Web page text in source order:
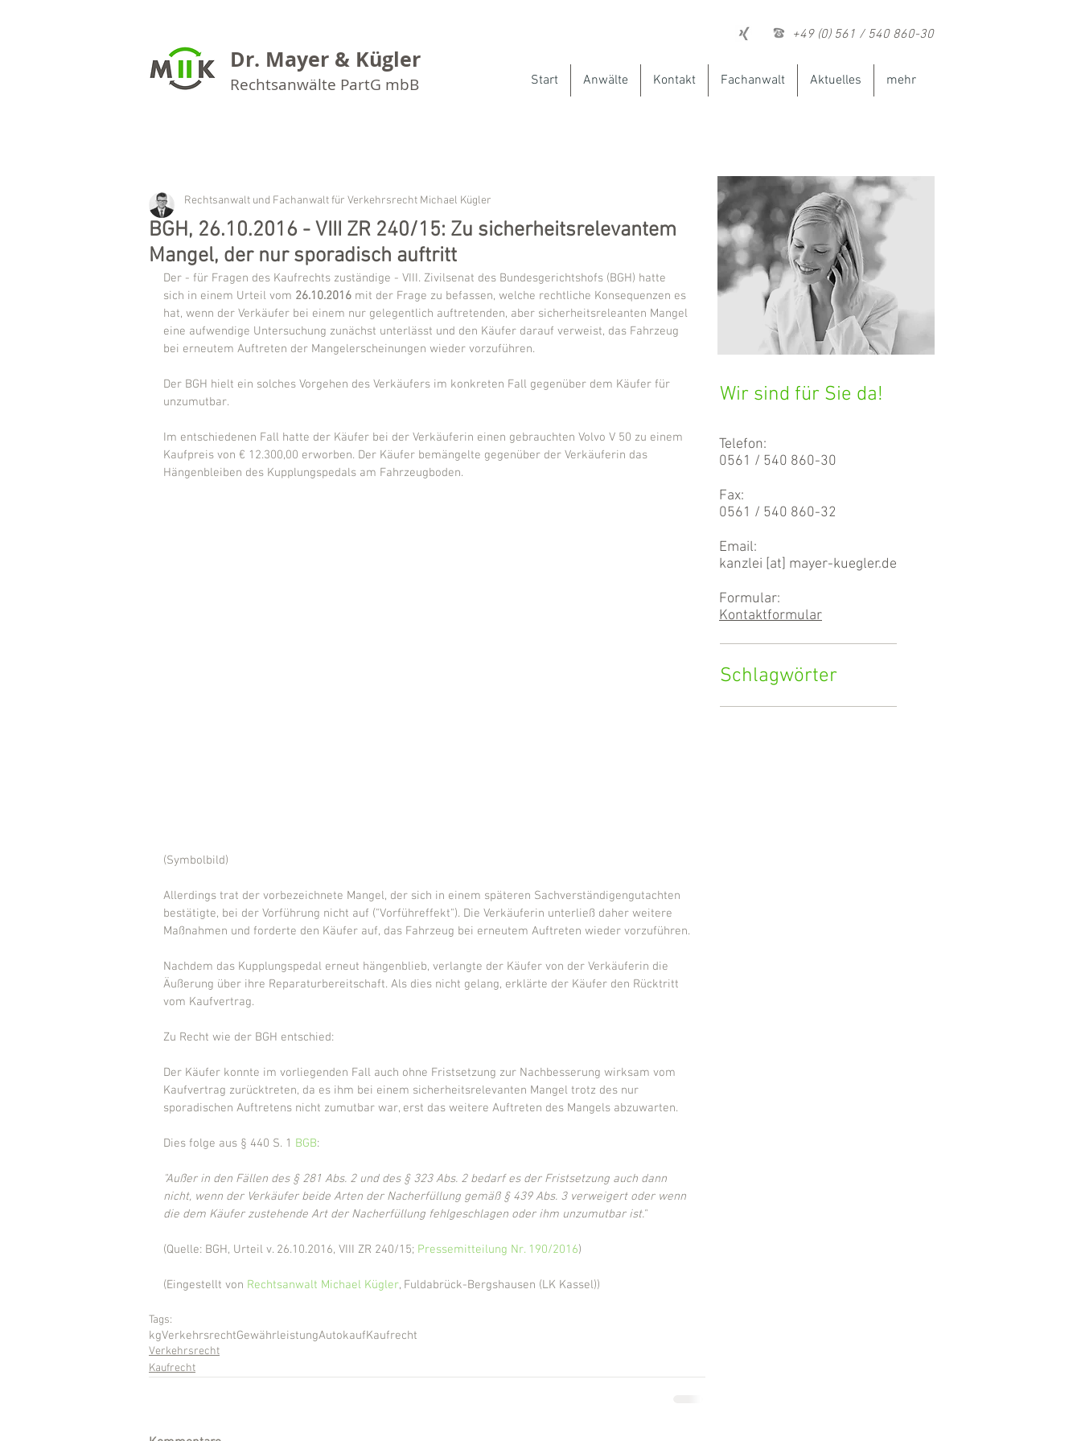
Dr. Mayer & Kügler
Rechtsanwälte PartG mbB
+49 (0) 561 / 540 860-30
Start Anwälte Kontakt Fachanwalt Aktuelles mehr
BGH, 26.10.2016 - VIII ZR 240/15: Zu sicherheitsrelevantem
Mangel, der nur sporadisch auftritt
Rechtsanwalt und Fachanwalt für Verkehrsrecht Michael Kügler
Der - für Fragen des Kaufrechts zuständige - VIII. Zivilsenat des Bundesgerichtshofs (BGH) hatte
sich in einem Urteil vom 26.10.2016 mit der Frage zu befassen, welche rechtliche Konsequenzen es
hat, wenn der Verkäufer bei einem nur gelegentlich auftretenden, aber sicherheitsreleanten Mangel
eine aufwendige Untersuchung zunächst unterlässt und den Käufer darauf verweist, das Fahrzeug
bei erneutem Auftreten der Mangelerscheinungen wieder vorzuführen.
Der BGH hielt ein solches Vorgehen des Verkäufers im konkreten Fall gegenüber dem Käufer für
unzumutbar.
Im entschiedenen Fall hatte der Käufer bei der Verkäuferin einen gebrauchten Volvo V 50 zu einem
Kaufpreis von € 12.300,00 erworben. Der Käufer bemängelte gegenüber der Verkäuferin das
Hängenbleiben des Kupplungspedals am Fahrzeugboden.
(Symbolbild)
Allerdings trat der vorbezeichnete Mangel, der sich in einem späteren Sachverständigengutachten
bestätigte, bei der Vorführung nicht auf ("Vorführeffekt"). Die Verkäuferin unterließ daher weitere
Maßnahmen und forderte den Käufer auf, das Fahrzeug bei erneutem Auftreten wieder vorzuführen.
Nachdem das Kupplungspedal erneut hängenblieb, verlangte der Käufer von der Verkäuferin die
Äußerung über ihre Reparaturbereitschaft. Als dies nicht gelang, erklärte der Käufer den Rücktritt
vom Kaufvertrag.
Zu Recht wie der BGH entschied:
Der Käufer konnte im vorliegenden Fall auch ohne Fristsetzung zur Nachbesserung wirksam vom
Kaufvertrag zurücktreten, da es ihm bei einem sicherheitsrelevanten Mangel trotz des nur
sporadischen Auftretens nicht zumutbar war, erst das weitere Auftreten des Mangels abzuwarten.
Dies folge aus § 440 S. 1 BGB:
"Außer in den Fällen des § 281 Abs. 2 und des § 323 Abs. 2 bedarf es der Fristsetzung auch dann
nicht, wenn der Verkäufer beide Arten der Nacherfüllung gemäß § 439 Abs. 3 verweigert oder wenn
die dem Käufer zustehende Art der Nacherfüllung fehlgeschlagen oder ihm unzumutbar ist."
(Quelle: BGH, Urteil v. 26.10.2016, VIII ZR 240/15; Pressemitteilung Nr. 190/2016)
(Eingestellt von Rechtsanwalt Michael Kügler, Fuldabrück-Bergshausen (LK Kassel))
Tags:
kgVerkehrsrechtGewährleistungAutokaufKaufrecht
Verkehrsrecht
Kaufrecht
Wir sind für Sie da!
Telefon:
0561 / 540 860-30
Fax:
0561 / 540 860-32
Email:
kanzlei [at] mayer-kuegler.de
Formular:
Kontaktformular
Schlagwörter